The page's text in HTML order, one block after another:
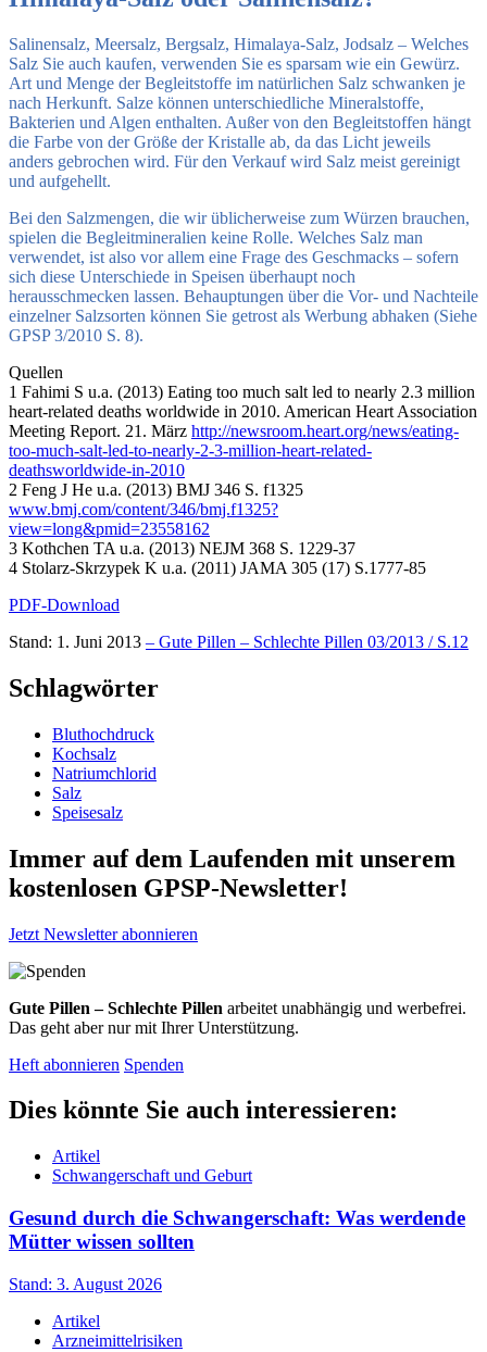
Salinensalz, Meersalz, Bergsalz, Himalaya-Salz, Jodsalz – Welches
Salz Sie auch kaufen, verwenden Sie es sparsam wie ein Gewürz.
Art und Menge der Begleitstoffe im natürlichen Salz schwanken je
nach Herkunft. Salze können unterschiedliche Mineralstoffe,
Bakterien und Algen enthalten. Außer von den Begleitstoffen hängt
die Farbe von der Größe der Kristalle ab, da das Licht jeweils
anders gebrochen wird. Für den Verkauf wird Salz meist gereinigt
und aufgehellt.
Bei den Salzmengen, die wir üblicherweise zum Würzen brauchen,
spielen die Begleitmineralien keine Rolle. Welches Salz man
verwendet, ist also vor allem eine Frage des Geschmacks – sofern
sich diese Unterschiede in Speisen überhaupt noch
herausschmecken lassen. Behauptungen über die Vor- und Nachteile
einzelner Salzsorten können Sie getrost als Werbung abhaken (Siehe
GPSP 3/2010 S. 8).
Quellen
1 Fahimi S u.a. (2013) Eating too much salt led to nearly 2.3 million
heart-related deaths worldwide in 2010. American Heart Association
Meeting Report. 21. März http://newsroom.heart.org/news/eating-
too-much-salt-led-to-nearly-2-3-million-heart-related-
deathsworldwide-in-2010
2 Feng J He u.a. (2013) BMJ 346 S. f1325
www.bmj.com/content/346/bmj.f1325?
view=long&pmid=23558162
3 Kothchen TA u.a. (2013) NEJM 368 S. 1229-37
4 Stolarz-Skrzypek K u.a. (2011) JAMA 305 (17) S.1777-85
PDF-Download
Stand: 1. Juni 2013 – Gute Pillen – Schlechte Pillen 03/2013 / S.12
Schlagwörter
Bluthochdruck
Kochsalz
Natriumchlorid
Salz
Speisesalz
Immer auf dem Laufenden mit unserem
kostenlosen GPSP-Newsletter!
Jetzt Newsletter abonnieren
Gute Pillen – Schlechte Pillen arbeitet unabhängig und werbefrei.
Das geht aber nur mit Ihrer Unterstützung.
Heft abonnieren Spenden
Dies könnte Sie auch interessieren:
Artikel
Schwangerschaft und Geburt
Gesund durch die Schwangerschaft: Was werdende
Mütter wissen sollten
Stand: 3. August 2026
Artikel
Arzneimittelrisiken